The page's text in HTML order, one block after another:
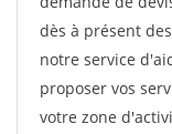
dès à présent
notre service
proposer vos
votre zone